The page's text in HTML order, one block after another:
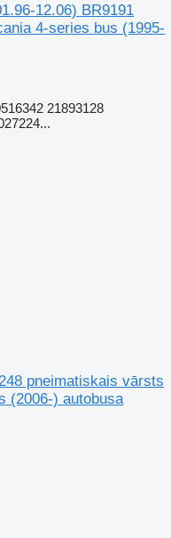
12.06) BR9191
4-series bus (1995-
21893128
pneimatiskais vārsts
(2006-) autobusa